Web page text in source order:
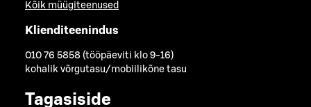
Kõik müügiteenused
Klienditeenindus
010 76 5858 (tööpäeviti klo 9-16)
kohalik võrgutasu/mobiilikõne tasu
Tagasiside